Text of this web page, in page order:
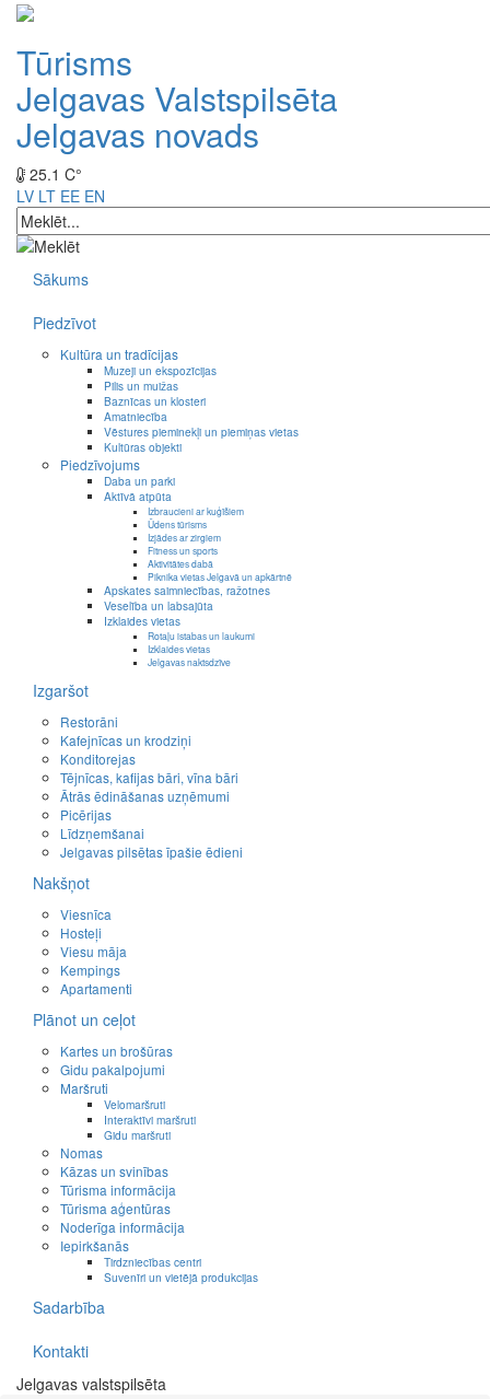
Tūrisms
Jelgavas Valstspilsēta
Jelgavas novads
25.1 C°
LV LT EE EN
Sākums
Piedzīvot
Kultūra un tradīcijas
Muzeji un ekspozīcijas
Pilis un muižas
Baznīcas un klosteri
Amatniecība
Vēstures pieminekļi un piemiņas vietas
Kultūras objekti
Piedzīvojums
Daba un parki
Aktīvā atpūta
Izbraucieni ar kuģīšiem
Ūdens tūrisms
Izjādes ar zirgiem
Fitness un sports
Aktivitātes dabā
Piknika vietas Jelgavā un apkārtnē
Apskates saimniecības, ražotnes
Veselība un labsajūta
Izklaides vietas
Rotaļu istabas un laukumi
Izklaides vietas
Jelgavas naktsdzīve
Izgaršot
Restorāni
Kafejnīcas un krodziņi
Konditorejas
Tējnīcas, kafijas bāri, vīna bāri
Ātrās ēdināšanas uzņēmumi
Picērijas
Līdzņemšanai
Jelgavas pilsētas īpašie ēdieni
Nakšņot
Viesnīca
Hosteļi
Viesu māja
Kempings
Apartamenti
Plānot un ceļot
Kartes un brošūras
Gidu pakalpojumi
Maršruti
Velomaršruti
Interaktīvi maršruti
Gidu maršruti
Nomas
Kāzas un svinības
Tūrisma informācija
Tūrisma aģentūras
Noderīga informācija
Iepirkšanās
Tirdzniecības centri
Suvenīri un vietējā produkcijas
Sadarbība
Kontakti
Jelgavas valstspilsēta